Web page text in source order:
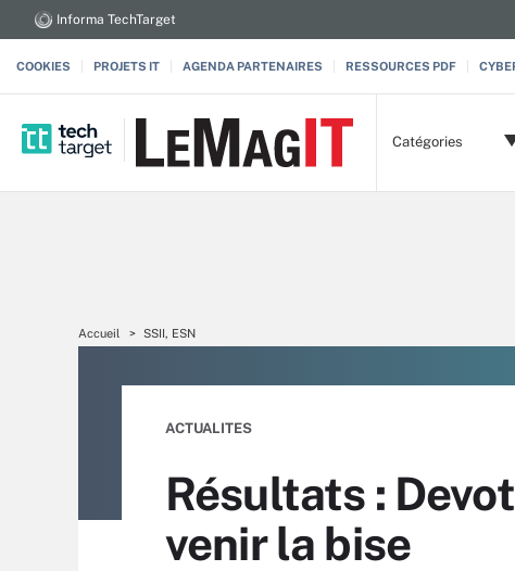
Informa TechTarget
COOKIES PROJETS IT AGENDA PARTENAIRES RESSOURCES PDF
Catégories
Accueil SSII, ESN
ACTUALITES
Résultats :
venir la bise